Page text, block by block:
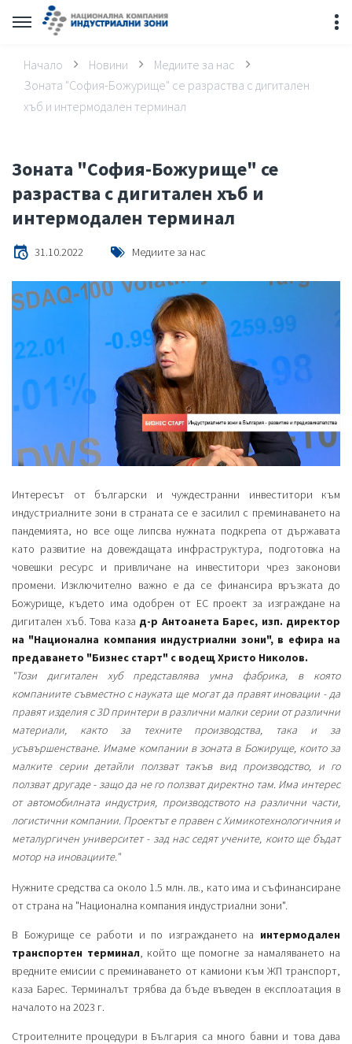
Начало Новини
Медиите за нас
Зоната "София-Божурище" се разраства с дигитален
хъб и интермодален терминал
Зоната "София-Божурище" се
разраства с дигитален хъб и
интермодален терминал
31.10.2022 Медиите за нас
Интересът от български и чуждестранни инвеститори към
индустриалните зони в страната се е засилил с преминаването на
пандемията, но все още липсва нужната подкрепа от държавата
като развитие на довеждащата инфраструктура, подготовка на
човешки ресурс и привличане на инвеститори чрез законови
промени. Изключително важно е да се финансира връзката до
Божурище, където има одобрен от ЕС проект за изграждане на
дигитален хъб. Това каза д-р Антоанета Барес, изп. директор
на "Национална компания индустриални зони", в ефира на
предаването "Бизнес старт" с водещ Христо Николов.
"Този дигитален хуб представлява умна фабрика, в която
компаниите съвместно с науката ще могат да правят иновации - да
правят изделия с 3D принтери в различни малки серии от различни
материали, както за техните производства, така и за
усъвършенстване. Имаме компании в зоната в Божируще, които за
малките серии детайли ползват такъв вид производство, и го
ползват другаде - защо да не го ползват директно там. Има интерес
от автомобилната индустрия, производството на различни части,
логистични компании. Проектът е правен с Химикотехнологичния и
металургичен университет - зад нас седят учените, които ще бъдат
мотор на иновациите."
Нужните средства са около 1.5 млн. лв., като има и съфинансиране
от страна на "Национална компания индустриални зони".
В Божурище се работи и по изграждането на интермодален
транспортен терминал , който ще помогне за намаляването на
вредните емисии с преминаването от камиони към ЖП транспорт,
каза Барес. Терминалът трябва да бъде въведен в експлоатация в
началото на 2023 г.
Строителните процедури в България са много бавни и това дава